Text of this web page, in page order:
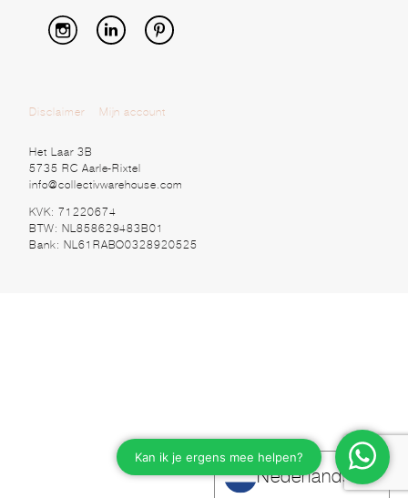
Disclaimer Mijn account
Het Laar 3B
5735 RC Aarle-Rixtel
info@collectivwarehouse.com
KVK: 71220674
BTW: NL858629483B01
Bank: NL61RABO0328920525
Nederlands